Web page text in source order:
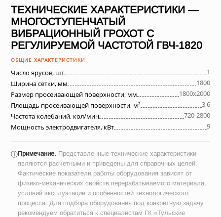
ТЕХНИЧЕСКИЕ ХАРАКТЕРИСТИКИ —
МНОГОСТУПЕНЧАТЫЙ
ВИБРАЦИОННЫЙ ГРОХОТ С
РЕГУЛИРУЕМОЙ ЧАСТОТОЙ ГВЧ-1820
ОБЩИЕ ХАРАКТЕРИСТИКИ
Число ярусов, шт.
1
Ширина сетки, мм
1800
Размер просеивающей поверхности, мм
1800х2000
Площадь просеивающей поверхности, м²
3,6
Частота колебаний, кол/мин
720-2800
Мощность электродвигателя, кВт
9
ⓘПримечание. Представленные технические характеристики
являются расчетными и приведены для справочных целей.
Фактические показатели работы оборудования зависят от
физико-механических свойств перерабатываемого материала,
условий эксплуатации и особенностей технологического
процесса. Для подбора оборудования под конкретную задачу
рекомендуем обратиться к специалистам ГК «Тульские